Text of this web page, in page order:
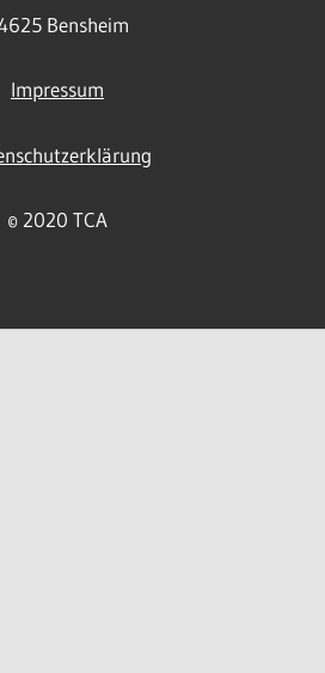
Bensheim
Impressum
© 2020 TCA